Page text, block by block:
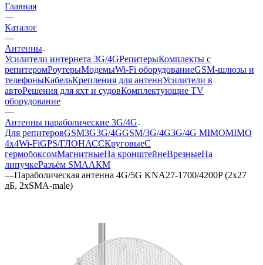
Главная
—
Каталог
—
Антенны
Усилители интернета 3G/4GРепитерыКомплекты с
репитеромРоутерыМодемыWi-Fi оборудованиеGSM-шлюзы и
телефоныКабельКрепления для антеннУсилители в
автоРешения для яхт и судовКомплектующие TV
оборудование
—
Антенны параболические 3G/4G
Для репитеровGSM3G3G/4GGSM/3G/4G3G/4G MIMOMIMO
4x4Wi-FiGPS/ГЛОНАССКруговыеС
гермобоксомМагнитныеНа кронштейнеВрезныеНа
липучкеРазъём SMAАКМ
—Параболическая антенна 4G/5G KNA27-1700/4200P (2x27
дБ, 2xSMA-male)